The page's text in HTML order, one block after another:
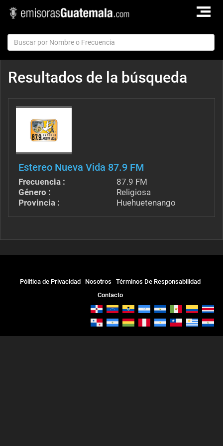
TOGGLE
Resultados de la búsqueda
Estereo Nueva Vida 87.9 FM
Frecuencia :
87.9 FM
Género :
Religiosa
Provincia :
Huehuetenango
Pólitica de Privacidad Nosotros
Términos De Responsabilidad
Contacto